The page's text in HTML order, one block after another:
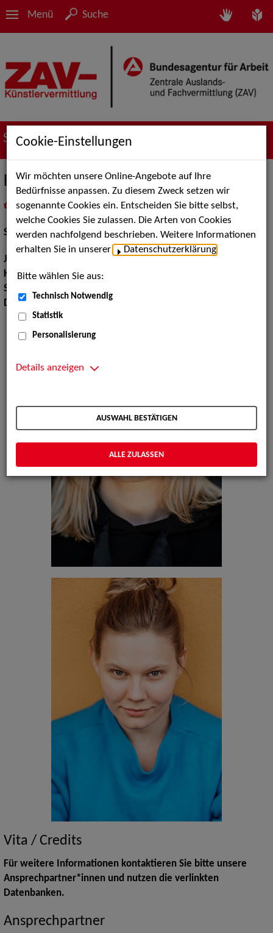
Menü Suche
Suche nach Künstler*innen
Katharina Kurschat
als PDF speichern
inMeine Merklistelegen
Schauspiel:Bühne
Jahrgang:
Körpergröße:169 cm
Sprachen:
Dialekte:
Vita / Credits
Für weitere Informationen kontaktieren Sie bitte unsere
Ansprechpartner*innen und nutzen die verlinkten
Datenbanken.
Ansprechpartner
Cookie-Einstellungen
Wir möchten unsere Online-Angebote auf Ihre
Bedürfnisse anpassen. Zu diesem Zweck setzen wir
sogenannte Cookies ein. Entscheiden Sie bitte selbst,
welche Cookies Sie zulassen. Die Arten von Cookies
werden nachfolgend beschrieben. Weitere Informationen
erhalten Sie in unserer
Datenschutzerklärung
Bitte wählen Sie aus:
Technisch Notwendig
Statistik
Personalisierung
Details anzeigen
AUSWAHL BESTÄTIGEN
ALLE ZULASSEN